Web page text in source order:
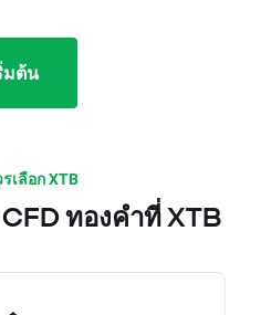
มต้น
เลือก XTB
ทองคำที่ XTB